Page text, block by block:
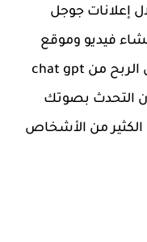
إعلانات جوجل
فيديو وموقع
وهذة الطريقة تعد من أفضل طرق الربح من chat gpt
التحدث بصوتك
الكثير من الأشخاص